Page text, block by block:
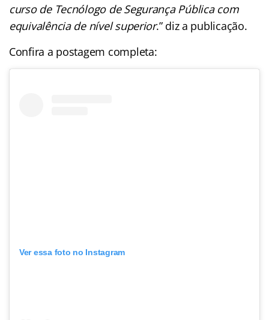
curso de Tecnólogo de Segurança Pública com
equivalência de nível superior.” diz a publicação.
Confira a postagem completa:
Ver essa foto no Instagram